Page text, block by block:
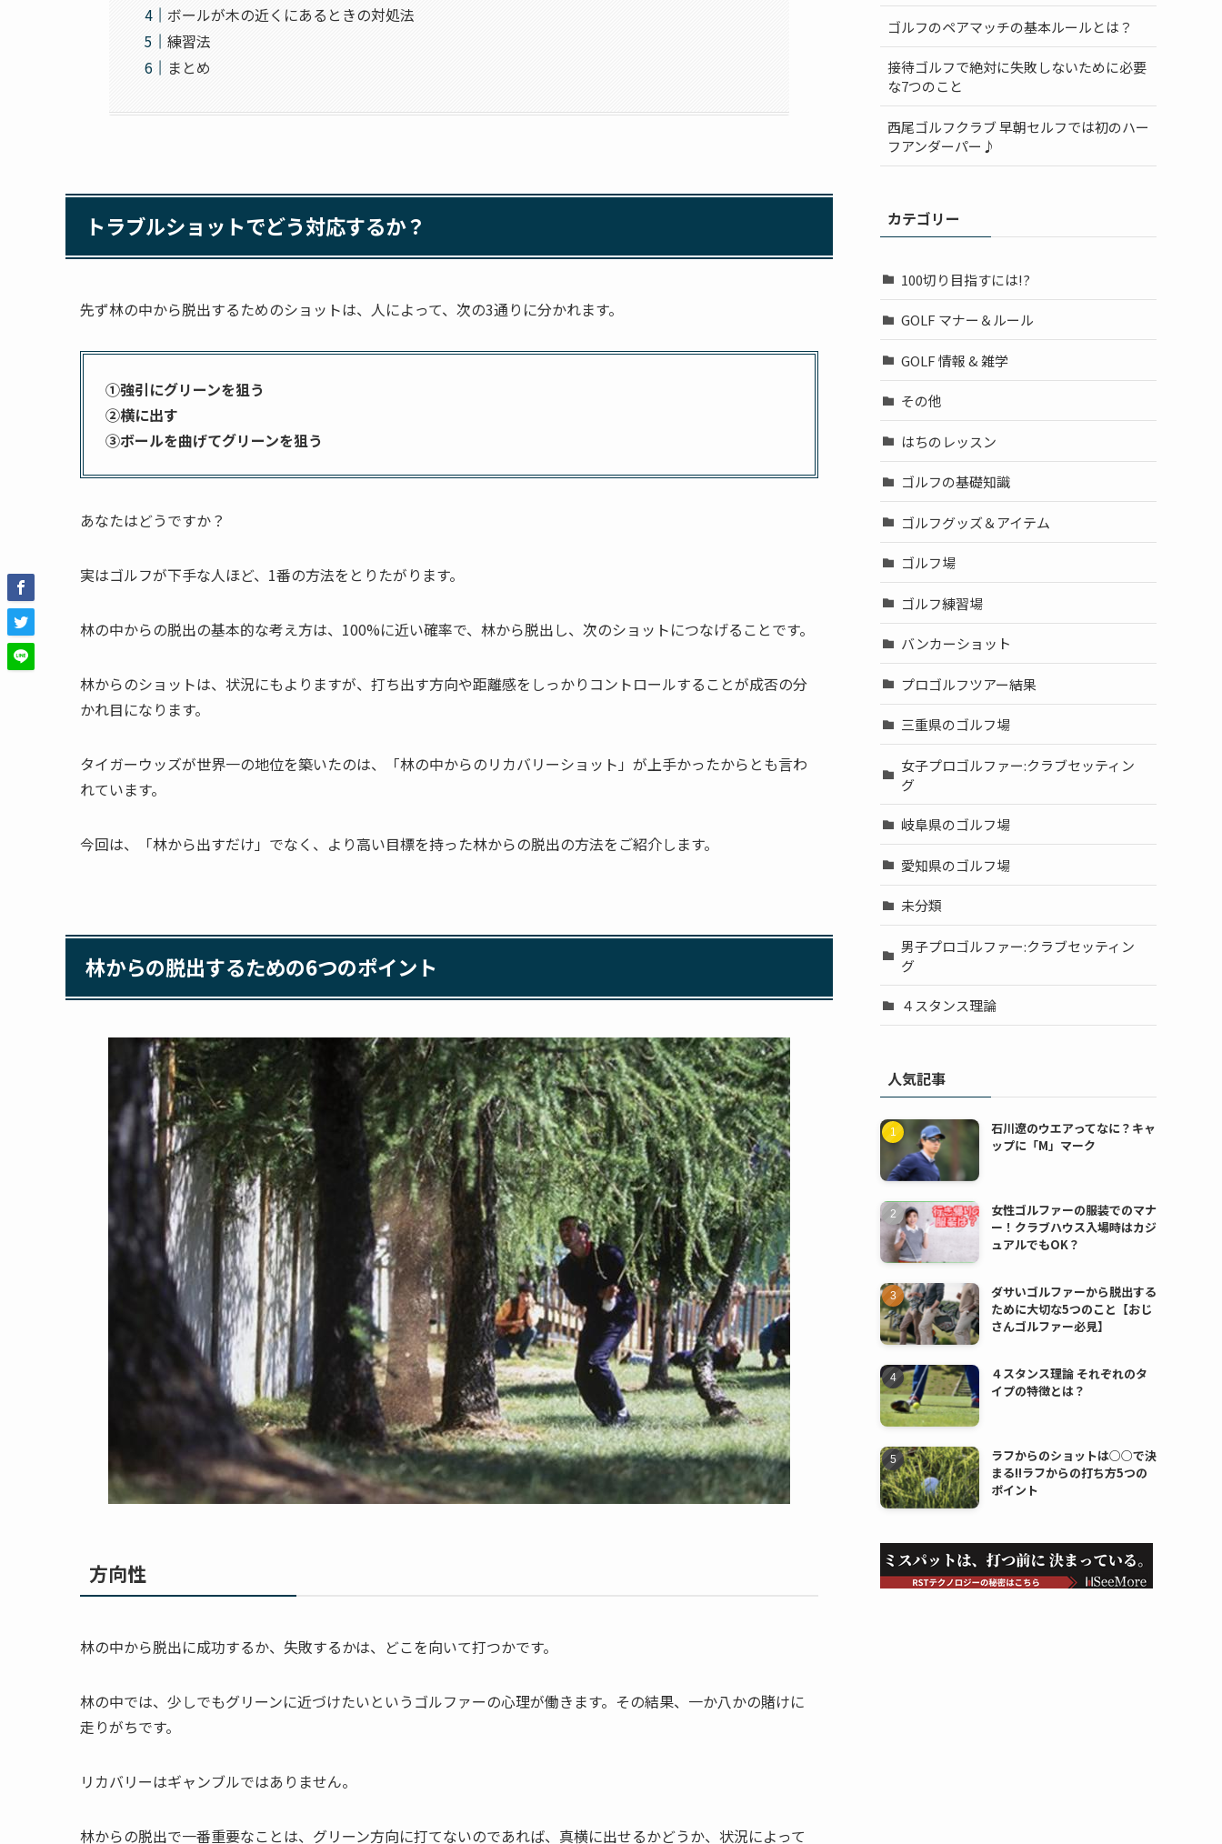
ボールが木の近くにあるときの対処法
練習法
まとめ
トラブルショットでどう対応するか？
先ず林の中から脱出するためのショットは、人によって、次の3通りに分かれます。
①強引にグリーンを狙う
②横に出す
③ボールを曲げてグリーンを狙う
あなたはどうですか？
実はゴルフが下手な人ほど、1番の方法をとりたがります。
林の中からの脱出の基本的な考え方は、100%に近い確率で、林から脱出し、次のショットにつなげることです。
林からのショットは、状況にもよりますが、打ち出す方向や距離感をしっかりコントロールすることが成否の分
かれ目になります。
タイガーウッズが世界一の地位を築いたのは、「林の中からのリカバリーショット」が上手かったからとも言わ
れています。
今回は、「林から出すだけ」でなく、より高い目標を持った林からの脱出の方法をご紹介します。
林からの脱出するための6つのポイント
方向性
林の中から脱出に成功するか、失敗するかは、どこを向いて打つかです。
林の中では、少しでもグリーンに近づけたいというゴルファーの心理が働きます。その結果、一か八かの賭けに
走りがちです。
リカバリーはギャンブルではありません。
林からの脱出で一番重要なことは、グリーン方向に打てないのであれば、真横に出せるかどうか、状況によって
ゴルフのペアマッチの基本ルールとは？
接待ゴルフで絶対に失敗しないために必要
な7つのこと
西尾ゴルフクラブ 早朝セルフでは初のハー
フアンダーパー♪
カテゴリー
100切り目指すには!?
GOLF マナー＆ルール
GOLF 情報 & 雑学
その他
はちのレッスン
ゴルフの基礎知識
ゴルフグッズ＆アイテム
ゴルフ場
ゴルフ練習場
バンカーショット
プロゴルフツアー結果
三重県のゴルフ場
女子プロゴルファー:クラブセッティン
グ
岐阜県のゴルフ場
愛知県のゴルフ場
未分類
男子プロゴルファー:クラブセッティン
グ
４スタンス理論
人気記事
石川遼のウエアってなに？キャ
ップに「M」マーク
女性ゴルファーの服装でのマナ
ー！クラブハウス入場時はカジ
ュアルでもOK？
ダサいゴルファーから脱出する
ために大切な5つのこと【おじ
さんゴルファー必見】
４スタンス理論 それぞれのタ
イプの特徴とは？
ラフからのショットは○○で決
まる!!ラフからの打ち方5つの
ポイント